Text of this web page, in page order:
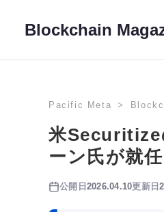
Blockchain
Pacific Meta
米Securitize
ーン氏が就
公開日 2026.04.10更新日